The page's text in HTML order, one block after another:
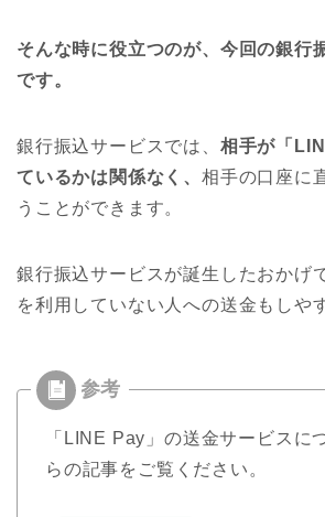
そんな時に役立つのが、今回の銀行
です。
銀行振込サービスでは、 相手が「
ているかは関係なく、 相手の口座に
うことができます。
銀行振込サービスが誕生したおかげ
を利用していない人への送金もしや
「LINE Pay」の送金サービスに
らの記事をご覧ください。